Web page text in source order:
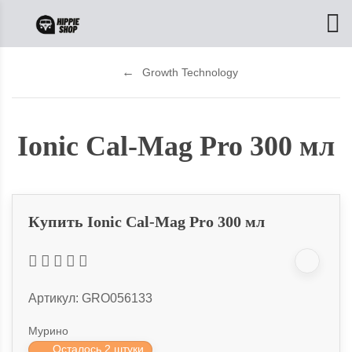
Growth Technology
Ionic Cal-Mag Pro 300 мл
Купить Ionic Cal-Mag Pro 300 мл
Артикул: GRO056133
Мурино
Осталось 2 штуки